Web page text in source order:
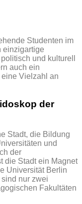
Studenten im
einzigartige
und kulturell
auch ein
Vielzahl an
der
Stadt, die Bildung
und
der
die Stadt ein Magnet
Universität Berlin
nur zwei
Fakultäten